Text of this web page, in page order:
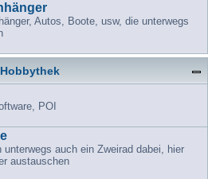
Autos, Boote, usw, die unterwegs
Hobbythek
POI
auch ein Zweirad dabei, hier
austauschen